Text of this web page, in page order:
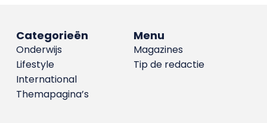
Menu
Magazines
Tip de redactie
Categorieën
Onderwijs
Lifestyle
International
Themapagina’s